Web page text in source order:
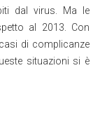
dal virus. Ma le
al 2013. Con
di complicanze
situazioni si è